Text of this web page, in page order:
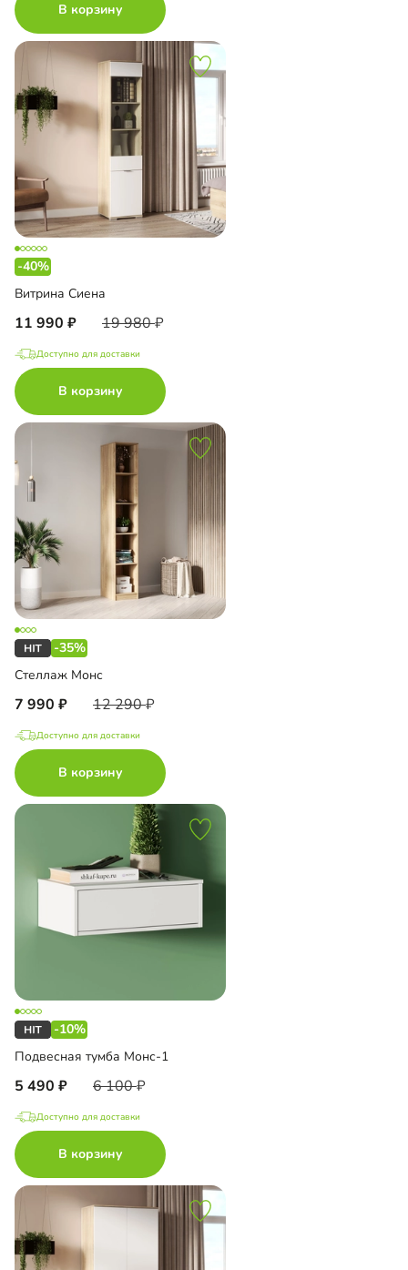
В корзину
-40%
Витрина Сиена
11 990 19 980
Доступно для доставки
В корзину
-35%
Стеллаж Монс
7 990 12 290
Доступно для доставки
В корзину
-10%
Подвесная тумба Монс-1
5 490 6 100
Доступно для доставки
В корзину